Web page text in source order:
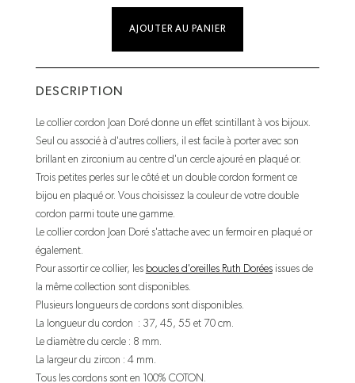
AJOUTER AU PANIER
DESCRIPTION
Le collier cordon Joan Doré donne un effet scintillant à vos bijoux.
Seul ou associé à d'autres colliers, il est facile à porter avec son
brillant en zirconium au centre d'un cercle ajouré en plaqué or.
Trois petites perles sur le côté et un double cordon forment ce
bijou en plaqué or. Vous choisissez la couleur de votre double
cordon parmi toute une gamme.
Le collier cordon Joan Doré s'attache avec un fermoir en plaqué or
également.
Pour assortir ce collier, les boucles d'oreilles Ruth Doréesissues de
la même collection sont disponibles.
Plusieurs longueurs de cordons sont disponibles.
La longueur du cordon : 37, 45, 55 et 70 cm.
Le diamètre du cercle : 8 mm.
La largeur du zircon : 4 mm.
Tous les cordons sont en 100% COTON.